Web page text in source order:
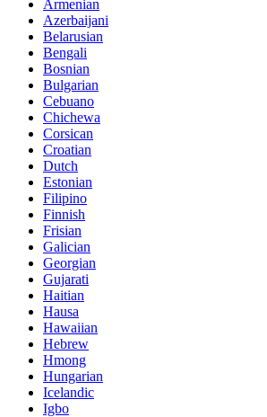
Armenian
Azerbaijani
Belarusian
Bengali
Bosnian
Bulgarian
Cebuano
Chichewa
Corsican
Croatian
Dutch
Estonian
Filipino
Finnish
Frisian
Galician
Georgian
Gujarati
Haitian
Hausa
Hawaiian
Hebrew
Hmong
Hungarian
Icelandic
Igbo